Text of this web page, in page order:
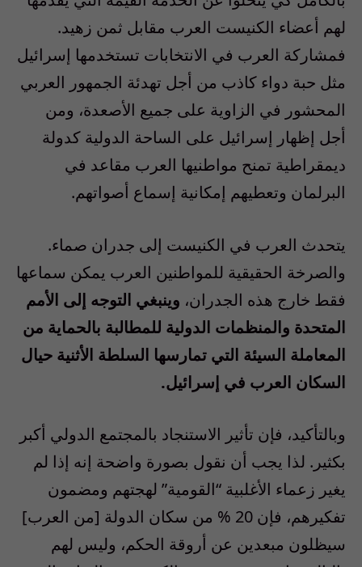
لهم أعضاء الكنيست العرب مقابل ثمن زهيد.
فمشاركة العرب في الانتخابات تستخدمها إسرائيل
مثل حبة دواء كاذب من أجل تهدئة الجمهور العربي
المحشور في الزاوية على جميع الأصعدة، ومن
أجل إظهار إسرائيل على الساحة الدولية كدولة
ديمقراطية تمنح مواطنيها العرب مقاعد في
البرلمان وتعطيهم إمكانية إسماع أصواتهم.
يتحدث العرب في الكنيست إلى جدران صماء.
والصرخة الحقيقية للمواطنين العرب يمكن سماعها
فقط خارج هذه الجدران، وينبغي التوجه إلى الأمم
المتحدة والمنظمات الدولية للمطالبة بالحماية من
المعاملة السيئة التي تمارسها السلطة الأثنية حيال
السكان العرب في إسرائيل.
وبالتأكيد، فإن تأثير الاستنجاد بالمجتمع الدولي أكبر
بكثير. لذا يجب أن نقول بصورة واضحة إنه إذا لم
يغير زعماء الأغلبية “القومية” لهجتهم ومضمون
تفكيرهم، فإن 20 % من سكان الدولة [من العرب]
سيظلون مبعدين عن أروقة الحكم، وليس لهم